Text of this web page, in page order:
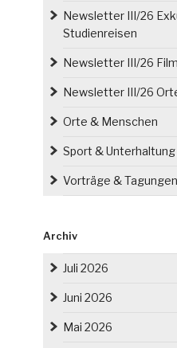
Newsletter III/26
Studienreisen
Newsletter III/26 Film
Newsletter III/26
Orte & Menschen
Sport & Unterhaltung
Vorträge & Tagungen
Archiv
Juli 2026
Juni 2026
Mai 2026